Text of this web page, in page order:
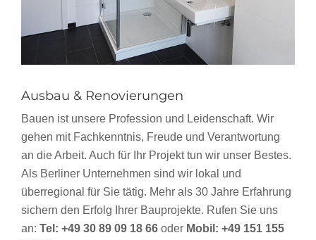
Ausbau & Renovierungen
Bauen ist unsere Profession und Leidenschaft. Wir
gehen mit Fachkenntnis, Freude und Verantwortung
an die Arbeit. Auch für Ihr Projekt tun wir unser Bestes.
Als Berliner Unternehmen sind wir lokal und
überregional für Sie tätig. Mehr als 30 Jahre Erfahrung
sichern den Erfolg Ihrer Bauprojekte. Rufen Sie uns
an: Tel: +49 30 89 09 18 66 oder Mobil: +49 151 155